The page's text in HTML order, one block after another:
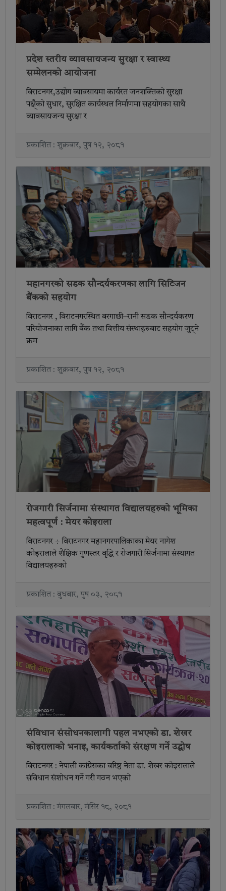
प्रदेश स्तरीय व्यावसायजन्य सुरक्षा र स्वास्थ्य
सम्मेलनको आयोजना
विराटनगर,उद्योग व्यावसायमा कार्यरत जनशक्तिको सुरक्षा
पक्ष्ँको सुधार, सुरक्षित कार्यस्थल निर्माणमा सहयोगका साथै
व्यावसायजन्य सुरक्षा र
प्रकाशित : शुक्रबार, पुष १२, २०८१
महानगरको सडक सौन्दर्यकरणका लागि सिटिजन
बैंकको सहयोग
विराटनगर , विराटनगरस्थित बरगाछी–रानी सडक सौन्दर्यकरण
परियोजनाका लागि बैंक तथा वित्तीय संस्थाहरुबाट सहयोग जुट्ने
क्रम
प्रकाशित : शुक्रबार, पुष १२, २०८१
रोजगारी सिर्जनामा संस्थागत विद्यालयहरुको भूमिका
महत्वपूर्ण : मेयर कोइराला
विराटनगर ÷ विराटनगर महानगरपालिकाका मेयर नागेश
कोइरालाले शैक्षिक गुणस्तर वृद्धि र रोजगारी सिर्जनामा संस्थागत
विद्यालयहरुको
प्रकाशित : बुधबार, पुष ०३, २०८१
संविधान संसोधनकालागी पहल नभएको डा. शेखर
कोइरालाको भनाइ, कार्यकर्ताको संरक्षण गर्ने उद्घोष
विराटनगर : नेपाली कांग्रेसका वरिष्ठ नेता डा. शेखर कोइरालाले
संविधान संशोधन गर्ने गरी गठन भएको
प्रकाशित : मंगलबार, मंसिर १८, २०८१